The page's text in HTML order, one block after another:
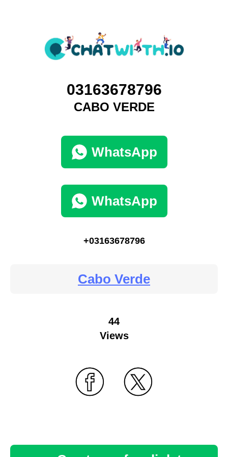
03163678796
CABO VERDE
WhatsApp
WhatsApp
+03163678796
Cabo Verde
44
Views